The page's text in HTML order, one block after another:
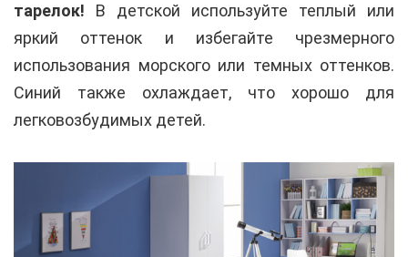
тарелок! В детской используйте теплый или
яркий оттенок и избегайте чрезмерного
использования морского или темных оттенков.
Синий также охлаждает, что хорошо для
легковозбудимых детей.